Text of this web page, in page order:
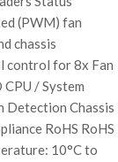
(PWM) fan
chassis
control for 8x Fan
/ System
Detection Chassis
RoHS RoHS
10°C to